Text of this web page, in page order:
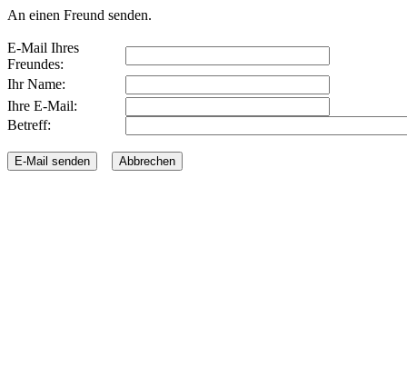
An einen Freund senden.
E-Mail Ihres
Freundes:
Ihr Name:
Ihre E-Mail:
Betreff: